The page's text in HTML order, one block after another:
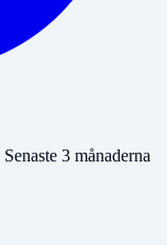
Senaste 3 månaderna